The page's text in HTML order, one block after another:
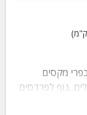
מקסים
,נוף לפרדסים